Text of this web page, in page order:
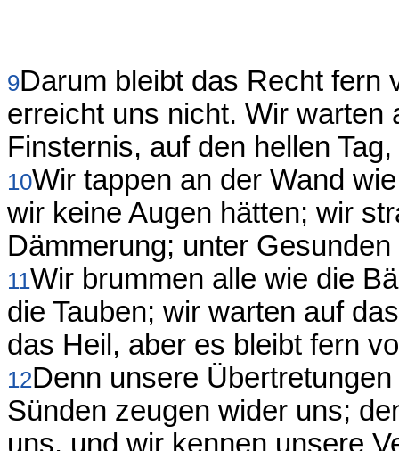
9Darum bleibt das Recht fern
erreicht uns nicht. Wir warten
Finsternis, auf den hellen
10Wir tappen an der Wand
wir keine Augen hätten; wir
Dämmerung; unter
11Wir brummen alle wie die
die Tauben; wir warten auf
das Heil, aber es bleibt fern
12Denn unsere
Sünden zeugen wider uns;
uns, und wir kennen unsere